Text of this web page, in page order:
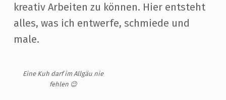
kreativ Arbeiten zu können. Hier entsteht
alles, was ich entwerfe, schmiede und
male.
Eine Kuh darf im Allgäu nie
fehlen😉